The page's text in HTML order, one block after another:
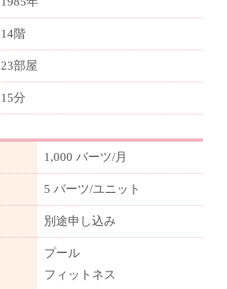
14階
23部屋
15分
1,000 バーツ/月
5 バーツ/ユニット
別途申し込み
プール
フィットネス